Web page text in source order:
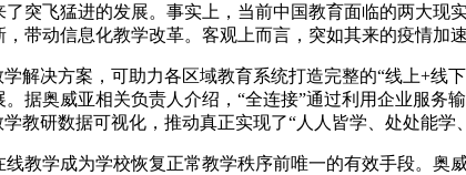
突飞猛进的发展。事实上，当前中国教育面临的两大
带动信息化教学改革。客观上而言，突如其来的疫情加
解决方案，可助力各区域教育系统打造完整的“线上+线
据奥威亚相关负责人介绍，“全连接”通过利用企业服务
教研数据可视化，推动真正实现了“人人皆学、处处能学
教学成为学校恢复正常教学秩序前唯一的有效手段。奥